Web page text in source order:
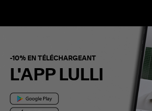
-10% EN TÉLÉCHARGEANT
L'APP LULLI